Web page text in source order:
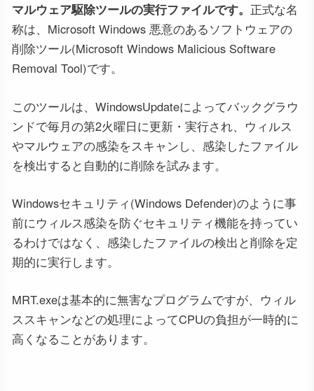
マルウェア駆除ツールの実行ファイルです。 正式な名
称は、Microsoft Windows 悪意のあるソフトウェアの
削除ツール(Microsoft Windows Malicious Software
Removal Tool)です。
このツールは、WindowsUpdateによってバックグラウ
ンドで毎月の第2火曜日に更新・実行され、ウィルス
やマルウェアの感染をスキャンし、感染したファイル
を検出すると自動的に削除を試みます。
Windowsセキュリティ(Windows Defender)のように事
前にウィルス感染を防ぐセキュリティ機能を持ってい
るわけではなく、感染したファイルの検出と削除を定
期的に実行します。
MRT.exeは基本的に無害なプログラムですが、ウィル
ススキャンなどの処理によってCPUの負担が一時的に
高くなることがあります。